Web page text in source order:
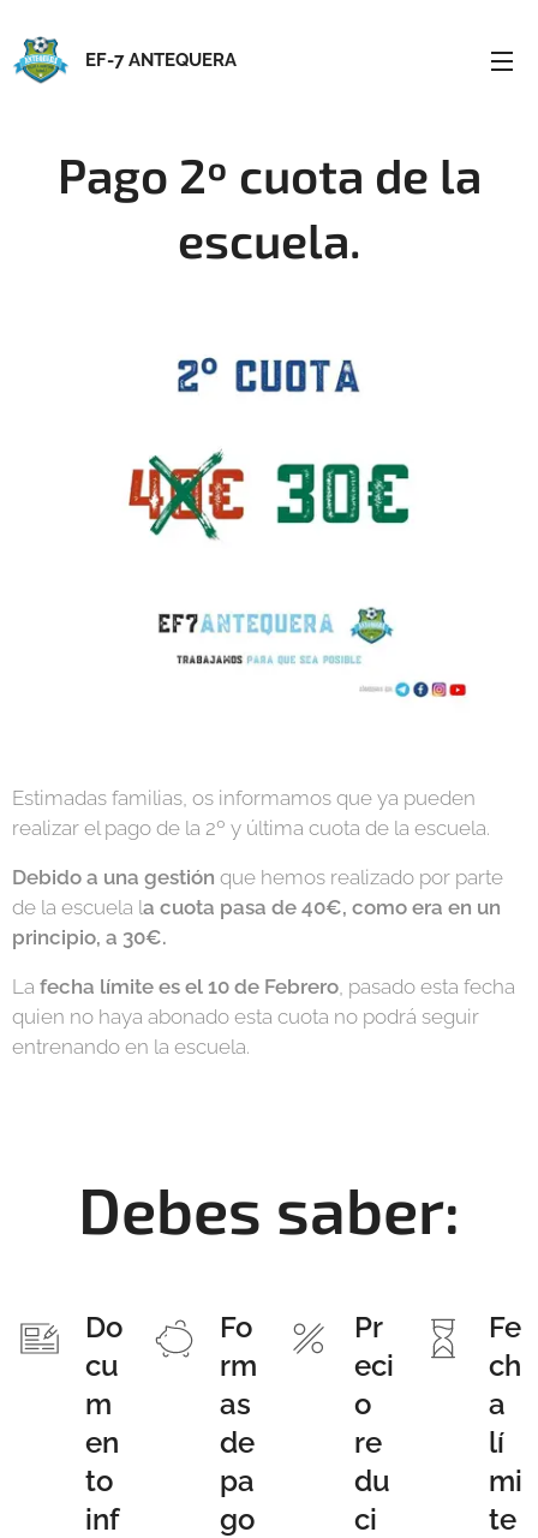
EF-7 ANTEQUERA
Pago 2º cuota de la
escuela.
Estimadas familias, os informamos que ya pueden
realizar el pago de la 2º y última cuota de la escuela.
Debido a una gestión que hemos realizado por parte
de la escuela la cuota pasa de 40€, como era en un
principio, a 30€.
La fecha límite es el 10 de Febrero , pasado esta fecha
quien no haya abonado esta cuota no podrá seguir
entrenando en la escuela.
Debes saber:
Do
cu
m
en
to
inf
Fo
rm
as
de
pa
go
Pr
eci
o
re
du
ci
Fe
ch
a
lí
mi
te